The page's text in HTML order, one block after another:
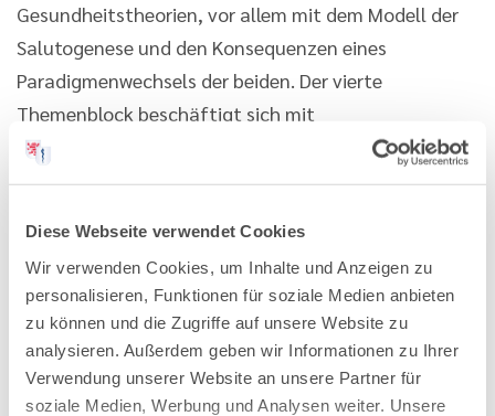
Diese Webseite verwendet Cookies
Wir verwenden Cookies, um Inhalte und Anzeigen zu
personalisieren, Funktionen für soziale Medien anbieten
zu können und die Zugriffe auf unsere Website zu
analysieren. Außerdem geben wir Informationen zu Ihrer
Verwendung unserer Website an unsere Partner für
soziale Medien, Werbung und Analysen weiter. Unsere
Gesundheitstheorien, vor allem mit dem Modell der
Salutogenese und den Konsequenzen eines
Paradigmenwechsels der beiden. Der vierte
Themenblock beschäftigt sich mit
geschlechtsspezifischen und
sozialepidemiologischen Modellen sowie mit
dem Nutzer die Facetten und Perspektiven von
Gesundheit und Krankheit in ihren
Begründungskontexten und den sich daraus
ergebenden Schlussfolgerungen aufzeigt.
Dr. med. Paul Kokott